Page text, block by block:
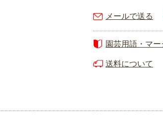
メールで送る
園芸用語・マ
送料について